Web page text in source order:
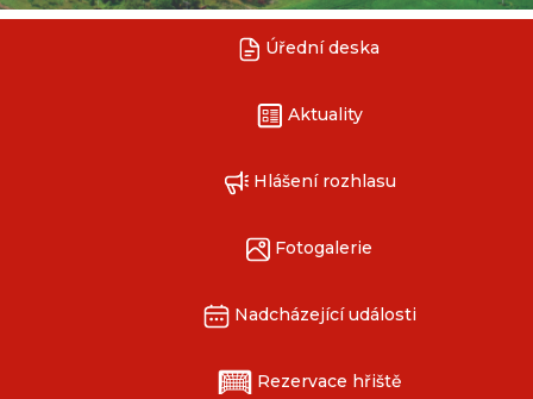
Úřední deska
Aktuality
Hlášení rozhlasu
Fotogalerie
Nadcházející události
Rezervace hřiště